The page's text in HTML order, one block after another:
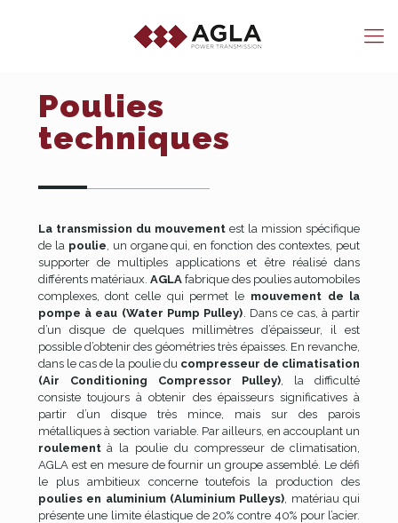
Poulies
techniques
La transmission du mouvementest la mission spécifique
de la poulie, un organe qui, en fonction des contextes, peut
supporter de multiples applications et être réalisé dans
différents matériaux. AGLAfabrique des poulies automobiles
complexes, dont celle qui permet le mouvement de la
pompe à eau (Water Pump Pulley). Dans ce cas, à partir
d’un disque de quelques millimètres d’épaisseur, il est
possible d’obtenir des géométries très épaisses. En revanche,
dans le cas de la poulie du compresseur de climatisation
(Air Conditioning Compressor Pulley), la difficulté
consiste toujours à obtenir des épaisseurs significatives à
partir d’un disque très mince, mais sur des parois
métalliques à section variable. Par ailleurs, en accouplant un
roulementà la poulie du compresseur de climatisation,
AGLA est en mesure de fournir un groupe assemblé. Le défi
le plus ambitieux concerne toutefois la production des
poulies en aluminium (Aluminium Pulleys), matériau qui
présente une limite élastique de 20% contre 40% pour l’acier.